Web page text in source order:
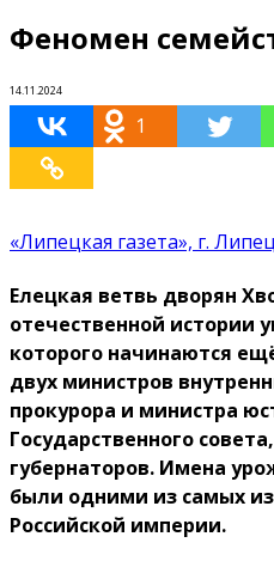
Феномен
14.11.2024
1
«Липецкая газета», г.
Елецкая ветвь дворян
отечественной истории
которого начинаются
двух министров
прокурора и министра
Государственного
губернаторов. Имена
были одними из самых
Российской империи.